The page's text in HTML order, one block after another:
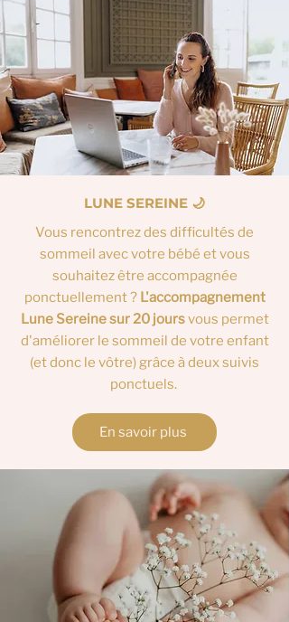
LUNE SEREINE 🌙
Vous rencontrez des difficultés de
sommeil avec votre bébé et vous
souhaitez être accompagnée
ponctuellement ? L'accompagnement
Lune Sereine sur 20 joursvous permet
d'améliorer le sommeil de votre enfant
(et donc le vôtre) grâce à deux suivis
ponctuels.
En savoir plus